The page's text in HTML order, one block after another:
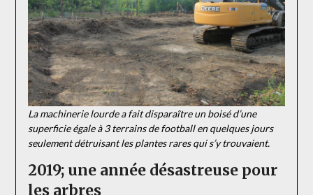
La machinerie lourde a fait disparaître un boisé d’une
superficie égale à 3 terrains de football en quelques jours
seulement détruisant les plantes rares qui s’y trouvaient.
2019; une année désastreuse pour
les arbres